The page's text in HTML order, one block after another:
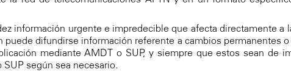
información urgente e impredecible que afecta directamente a
difundirse información referente a cambios permanentes
mediante AMDT o SUP, y siempre que estos sean de
según sea necesario.